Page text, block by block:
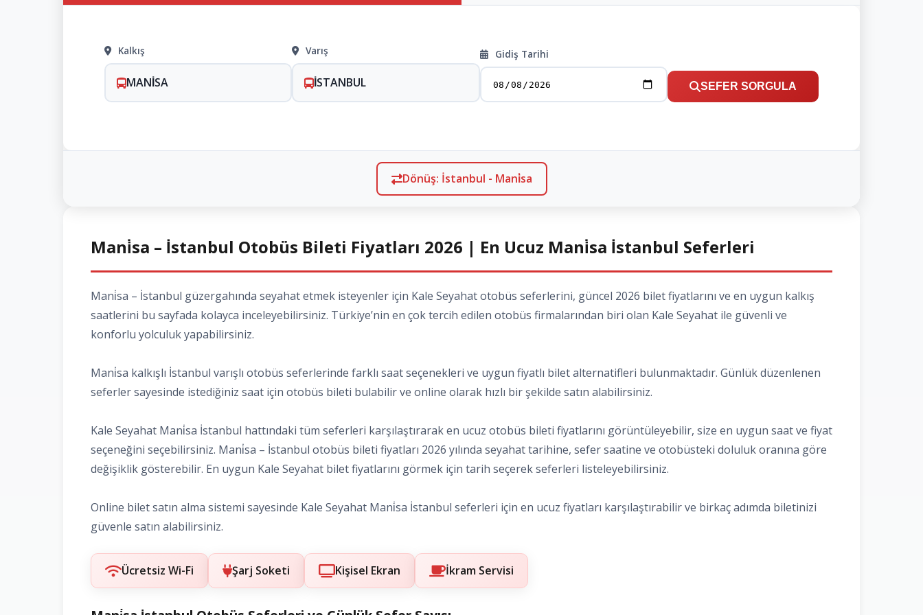
Kalkış
MANİSA
Varış
İSTANBUL
Gidiş Tarihi
SEFER SORGULA
Dönüş: İstanbul - Mani̇sa
Mani̇sa – İstanbul Otobüs Bileti Fiyatları 2026 | En Ucuz Mani̇sa İstanbul Seferleri
Mani̇sa – İstanbul güzergahında seyahat etmek isteyenler için Kale Seyahat otobüs seferlerini, güncel 2026 bilet fiyatlarını ve en uygun kalkış
saatlerini bu sayfada kolayca inceleyebilirsiniz. Türkiye’nin en çok tercih edilen otobüs firmalarından biri olan Kale Seyahat ile güvenli ve
konforlu yolculuk yapabilirsiniz.
Mani̇sa kalkışlı İstanbul varışlı otobüs seferlerinde farklı saat seçenekleri ve uygun fiyatlı bilet alternatifleri bulunmaktadır. Günlük düzenlenen
seferler sayesinde istediğiniz saat için otobüs bileti bulabilir ve online olarak hızlı bir şekilde satın alabilirsiniz.
Kale Seyahat Mani̇sa İstanbul hattındaki tüm seferleri karşılaştırarak en ucuz otobüs bileti fiyatlarını görüntüleyebilir, size en uygun saat ve fiyat
seçeneğini seçebilirsiniz. Mani̇sa – İstanbul otobüs bileti fiyatları 2026 yılında seyahat tarihine, sefer saatine ve otobüsteki doluluk oranına göre
değişiklik gösterebilir. En uygun Kale Seyahat bilet fiyatlarını görmek için tarih seçerek seferleri listeleyebilirsiniz.
Online bilet satın alma sistemi sayesinde Kale Seyahat Mani̇sa İstanbul seferleri için en ucuz fiyatları karşılaştırabilir ve birkaç adımda biletinizi
güvenle satın alabilirsiniz.
Ücretsiz Wi-Fi Şarj Soketi Kişisel Ekran İkram Servisi